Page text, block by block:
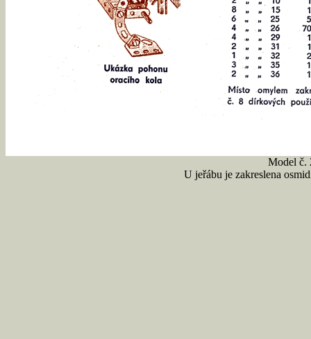
Model č.
U jeřábu je zakreslena